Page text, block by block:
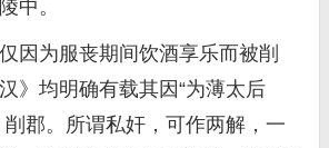
中。
为服丧期间饮酒享乐而被削
》均明确有载其因“为薄太后
郡。所谓私奸，可作两解，一